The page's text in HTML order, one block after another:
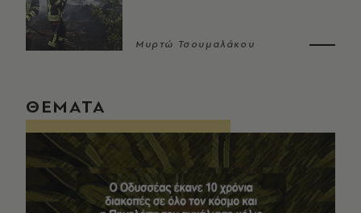
Μυρτώ Τσουμαλάκου
ΘΕΜΑΤΑ